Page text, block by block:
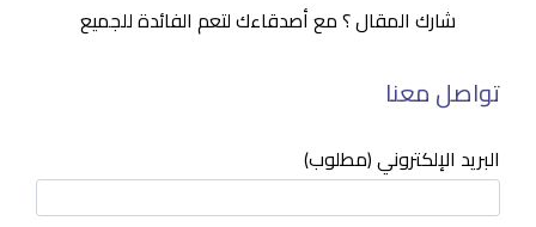
شارك المقال ؟ مع أصدقاءك لتعم الفائدة للجميع
تواصل معنا
البريد الإلكتروني (مطلوب)